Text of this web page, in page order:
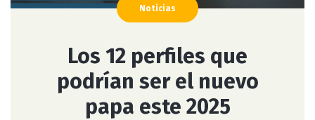
Noticias
Los 12 perfiles que
podrían ser el nuevo
papa este 2025